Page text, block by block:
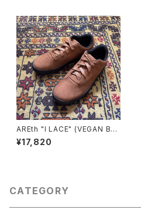
AREth "I LACE" (VEGAN BR
OWN SUEDE)
¥17,820
CATEGORY